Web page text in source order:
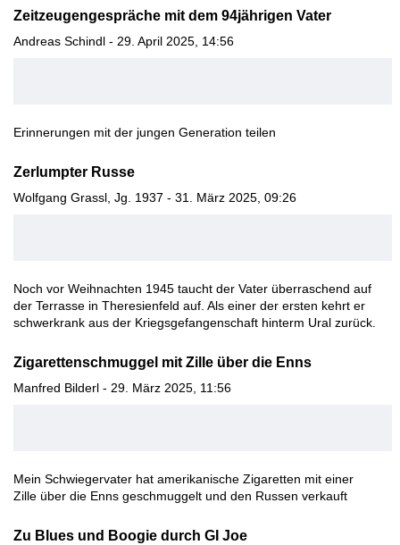
Zeitzeugengespräche mit dem 94jährigen Vater
Andreas Schindl - 29. April 2025, 14:56
Erinnerungen mit der jungen Generation teilen
Zerlumpter Russe
Wolfgang Grassl, Jg. 1937 - 31. März 2025, 09:26
Noch vor Weihnachten 1945 taucht der Vater überraschend auf
der Terrasse in Theresienfeld auf. Als einer der ersten kehrt er
schwerkrank aus der Kriegsgefangenschaft hinterm Ural zurück.
Zigarettenschmuggel mit Zille über die Enns
Manfred Bilderl - 29. März 2025, 11:56
Mein Schwiegervater hat amerikanische Zigaretten mit einer
Zille über die Enns geschmuggelt und den Russen verkauft
Zu Blues und Boogie durch GI Joe